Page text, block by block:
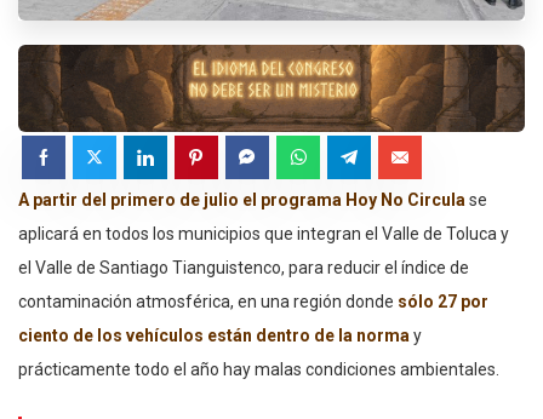
A partir del primero de julio el programa Hoy No Circulase
aplicará en todos los municipios que integran el Valle de Toluca y
el Valle de Santiago Tianguistenco, para reducir el índice de
contaminación atmosférica, en una región donde sólo 27 por
ciento de los vehículos están dentro de la normay
prácticamente todo el año hay malas condiciones ambientales.